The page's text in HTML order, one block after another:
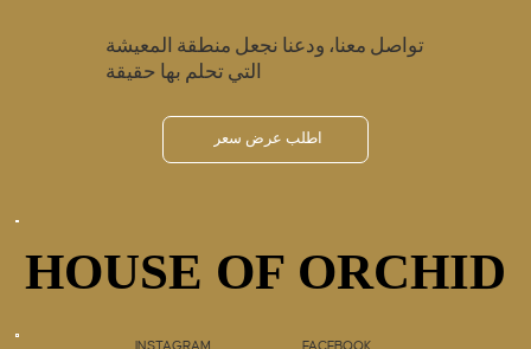
تواصل معنا، ودعنا نجعل منطقة المعيشة
التي تحلم بها حقيقة
اطلب عرض سعر
HOUSE OF ORCHID
HOUSE OF ORCHID